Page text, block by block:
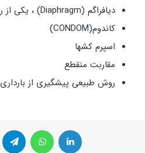
دیافراگم (Diaphragm) ، یکی از روشهای پیشگیری از بارداری
کاندوم(CONDOM)
اسپرم کشها
مقاربت منقطع
روش طبیعی پیشگیری از بارداری
لینکدین